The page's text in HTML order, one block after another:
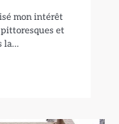
mon intérêt
et
la…